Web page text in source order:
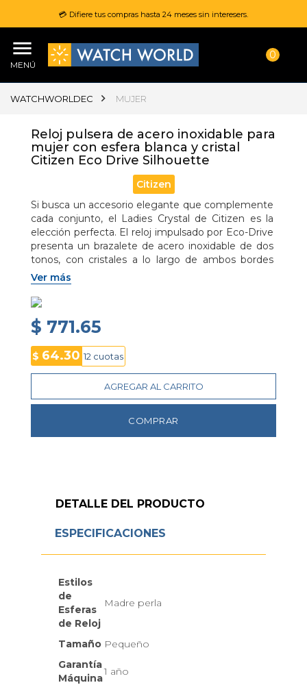
💳 Difiere tus compras hasta 24 meses sin interesers.
MENÚ
0
WATCHWORLDEC MUJER
Reloj pulsera de acero inoxidable para
mujer con esfera blanca y cristal
Citizen Eco Drive Silhouette
Citizen
Si busca un accesorio elegante que complemente
cada conjunto, el Ladies Crystal de Citizen es la
elección perfecta. El reloj impulsado por Eco-Drive
presenta un brazalete de acero inoxidable de dos
tonos, con cristales a lo largo de ambos bordes
exteriores. El bisel y la esfera de nácar cuentan con
cristales adicionales que completan el look. El reloj
es una opción ideal para quienes buscan pasar del
Ver más
$ 771.65
$ 64.30 12 cuotas
AGREGAR AL CARRITO
COMPRAR
DETALLE DEL PRODUCTO
ESPECIFICACIONES
Estilos
de
Esferas
de Reloj
Madre perla
Tamaño Pequeño
Garantía
Máquina
1 año